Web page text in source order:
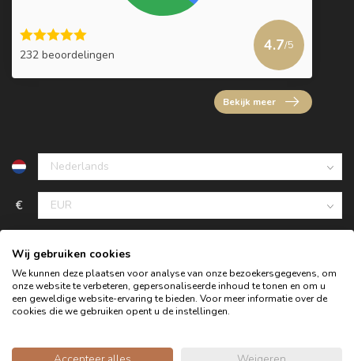
232 beoordelingen
4.7/5
Bekijk meer
€
Wij gebruiken cookies
We kunnen deze plaatsen voor analyse van onze bezoekersgegevens, om
onze website te verbeteren, gepersonaliseerde inhoud te tonen en om u
een geweldige website-ervaring te bieden. Voor meer informatie over de
cookies die we gebruiken opent u de instellingen.